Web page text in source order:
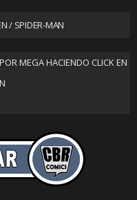
/ SPIDER-MAN
MEGA HACIENDO CLICK EN